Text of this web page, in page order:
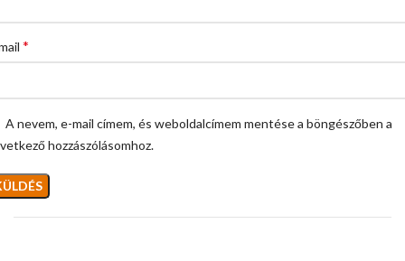
*
A nevem, e-mail címem, és weboldalcímem mentése a böngészőben a
hozzászólásomhoz.